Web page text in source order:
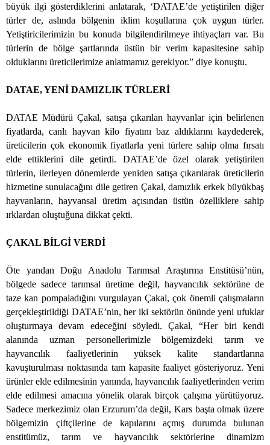
büyük ilgi gösterdiklerini anlatarak, ‘DATAE’de yetiştirilen diğer
türler de, aslında bölgenin iklim koşullarına çok uygun türler.
Yetiştiricilerimizin bu konuda bilgilendirilmeye ihtiyaçları var. Bu
türlerin de bölge şartlarında üstün bir verim kapasitesine sahip
olduklarını üreticilerimize anlatmamız gerekiyor.” diye konuştu.
DATAE, YENİ DAMIZLIK TÜRLERİ
DATAE Müdürü Çakal, satışa çıkarılan hayvanlar için belirlenen
fiyatlarda, canlı hayvan kilo fiyatını baz aldıklarını kaydederek,
üreticilerin çok ekonomik fiyatlarla yeni türlere sahip olma fırsatı
elde ettiklerini dile getirdi. DATAE’de özel olarak yetiştirilen
türlerin, ilerleyen dönemlerde yeniden satışa çıkarılarak üreticilerin
hizmetine sunulacağını dile getiren Çakal, damızlık erkek büyükbaş
hayvanların, hayvansal üretim açısından üstün özelliklere sahip
ırklardan oluştuğuna dikkat çekti.
ÇAKAL BİLGİ VERDİ
Öte yandan Doğu Anadolu Tarımsal Araştırma Enstitüsü’nün,
bölgede sadece tarımsal üretime değil, hayvancılık sektörüne de
taze kan pompaladığını vurgulayan Çakal, çok önemli çalışmaların
gerçekleştirildiği DATAE’nin, her iki sektörün önünde yeni ufuklar
oluşturmaya devam edeceğini söyledi. Çakal, “Her biri kendi
alanında uzman personellerimizle bölgemizdeki tarım ve
hayvancılık faaliyetlerinin yüksek kalite standartlarına
kavuşturulması noktasında tam kapasite faaliyet gösteriyoruz. Yeni
ürünler elde edilmesinin yanında, hayvancılık faaliyetlerinden verim
elde edilmesi amacına yönelik olarak birçok çalışma yürütüyoruz.
Sadece merkezimiz olan Erzurum’da değil, Kars başta olmak üzere
bölgemizin çiftçilerine de kapılarını açmış durumda bulunan
enstitümüz, tarım ve hayvancılık sektörlerine dinamizm